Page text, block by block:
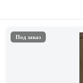
Под заказ